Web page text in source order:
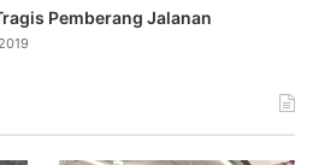
Pemberang Jalanan